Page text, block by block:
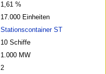
1,61 %
17.000 Einheiten
Stationscontainer ST
10 Schiffe
1.000 MW
2